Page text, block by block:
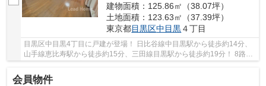
建物面積：125.86㎡（38.07坪）
土地面積：123.63㎡（37.39坪）
東京都目黒区中目黒４丁目
目黒区中目黒4丁目に戸建が登場！ 日比谷線中目黒駅から徒歩約14分、
山手線恵比寿駅から徒歩約15分、三田線目黒駅から徒歩約19分！ 8路線
会員物件